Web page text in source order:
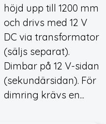
höjd upp till 1200 mm
och drivs med 12 V
DC via transformator
(säljs separat).
Dimbar på 12 V-sidan
(sekundärsidan). För
dimring krävs en...